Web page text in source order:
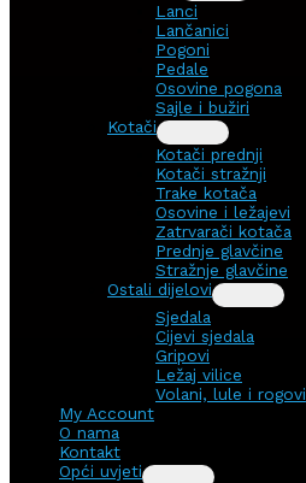
Lanci
Lančanici
Pogoni
Pedale
Osovine pogona
Sajle i bužiri
Kotači
Kotači prednji
Kotači stražnji
Trake kotača
Osovine i ležajevi
Zatrvarači kotača
Prednje glavčine
Stražnje glavčine
Ostali dijelovi
Sjedala
Cijevi sjedala
Gripovi
Ležaj vilice
Volani, lule i rogovi
My Account
O nama
Kontakt
Opći uvjeti